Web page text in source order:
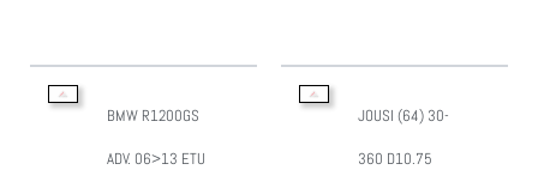
BMW R1200GS
ADV. 06>13 ETU
JOUSI (64) 30-
360 D10.75